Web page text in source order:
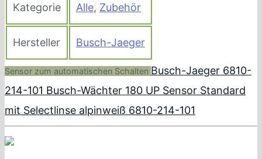
Kategorie Alle, Zubehör
Hersteller Busch-Jaeger
Sensor zum automatischen Schalten Busch-Jaeger 6810-
214-101 Busch-Wächter 180 UP Sensor Standard
mit Selectlinse alpinweiß 6810-214-101